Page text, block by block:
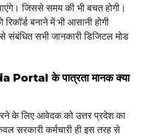
जिससे समय की भी बचत होगी।
बनाने में भी आसानी होगी
से संबंधित सभी जानकारी डिजिटल मोड
के पात्रता मानक क्या
के लिए आवेदक को उत्तर प्रदेश का
सरकारी कर्मचारी ही इस तरह से